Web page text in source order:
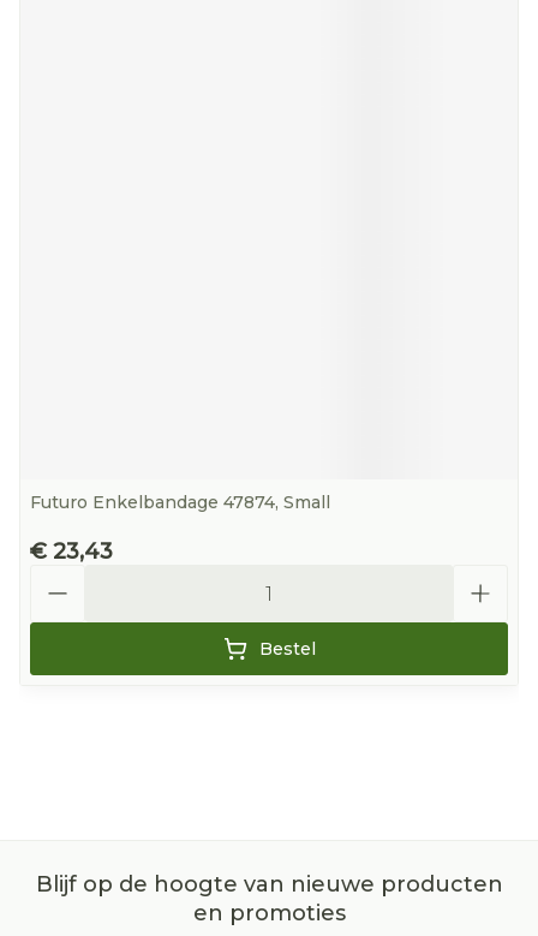
Futuro Enkelbandage 47874, Small
€ 23,43
Bestel
Blijf op de hoogte van nieuwe producten
en promoties